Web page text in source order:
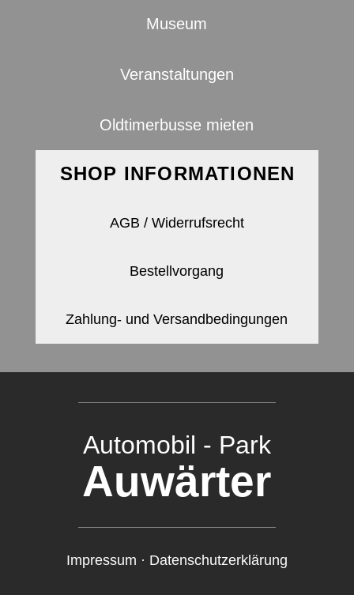
Museum
Veranstaltungen
Oldtimerbusse mieten
SHOP INFORMATIONEN
AGB / Widerrufsrecht
Bestellvorgang
Zahlung- und Versandbedingungen
Automobil - Park
Auwärter
Impressum · Datenschutzerklärung